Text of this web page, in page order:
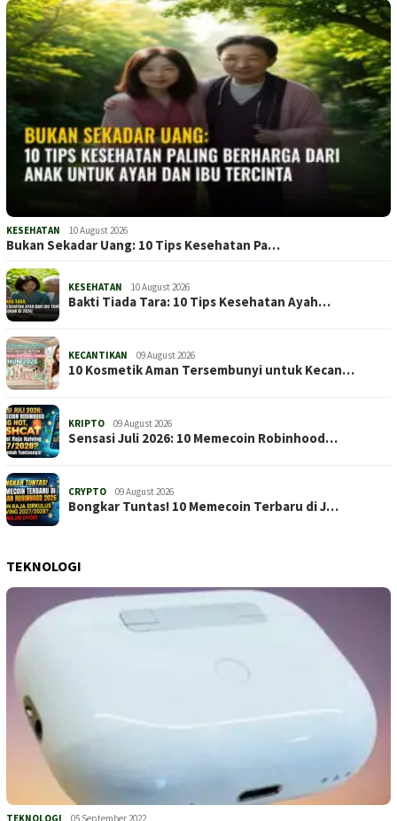
KESEHATAN 10 August 2026
Bukan Sekadar Uang: 10 Tips Kesehatan Pa…
KESEHATAN 10 August 2026
Bakti Tiada Tara: 10 Tips Kesehatan Ayah…
KECANTIKAN 09 August 2026
10 Kosmetik Aman Tersembunyi untuk Kecan…
KRIPTO 09 August 2026
Sensasi Juli 2026: 10 Memecoin Robinhood…
CRYPTO 09 August 2026
Bongkar Tuntas! 10 Memecoin Terbaru di J…
TEKNOLOGI
TEKNOLOGI 05 September 2022